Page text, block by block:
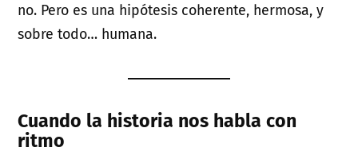
no. Pero es una hipótesis coherente, hermosa, y
sobre todo… humana.
Cuando la historia nos habla con
ritmo